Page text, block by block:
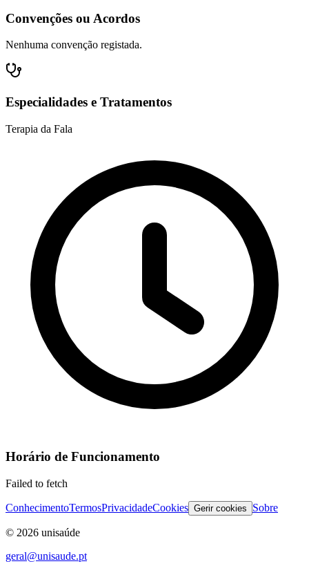
Convenções ou Acordos
Nenhuma convenção registada.
Especialidades e Tratamentos
Terapia da Fala
Horário de Funcionamento
Failed to fetch
ConhecimentoTermosPrivacidadeCookies Gerir cookies Sobre
© 2026 unisaúde
geral@unisaude.pt